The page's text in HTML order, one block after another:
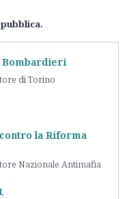
Bombardieri
di Torino
la Riforma
Nazionale Antimafia